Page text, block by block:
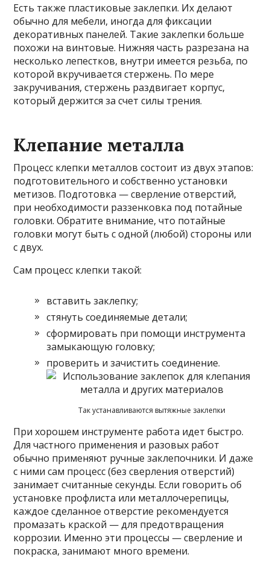
Есть также пластиковые заклепки. Их делают
обычно для мебели, иногда для фиксации
декоративных панелей. Такие заклепки больше
похожи на винтовые. Нижняя часть разрезана на
несколько лепестков, внутри имеется резьба, по
которой вкручивается стержень. По мере
закручивания, стержень раздвигает корпус,
который держится за счет силы трения.
Клепание металла
Процесс клепки металлов состоит из двух этапов:
подготовительного и собственно установки
метизов. Подготовка — сверление отверстий,
при необходимости раззенковка под потайные
головки. Обратите внимание, что потайные
головки могут быть с одной (любой) стороны или
с двух.
Сам процесс клепки такой:
вставить заклепку;
стянуть соединяемые детали;
сформировать при помощи инструмента
замыкающую головку;
проверить и зачистить соединение.
Так устанавливаются вытяжные заклепки
При хорошем инструменте работа идет быстро.
Для частного применения и разовых работ
обычно применяют ручные заклепочники. И даже
с ними сам процесс (без сверления отверстий)
занимает считанные секунды. Если говорить об
установке профлиста или металлочерепицы,
каждое сделанное отверстие рекомендуется
промазать краской — для предотвращения
коррозии. Именно эти процессы — сверление и
покраска, занимают много времени.